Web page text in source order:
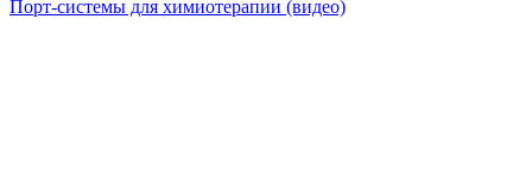
Порт-системы для химиотерапии (видео)